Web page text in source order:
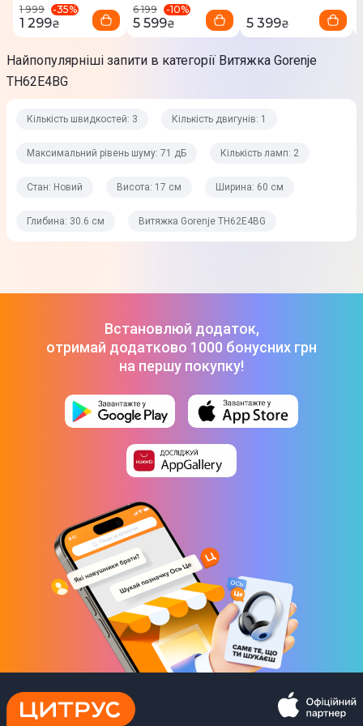
Клас ефективності фільтрації жирів: B
Алюмінієвий фільтр, що миється, з поліуретановою піною
Стан
Новий
Максимальний рівень шуму
Сенсор диму (автовключення)
Світлодіодна
Кількість ламп
Фізичні характеристики
Діаметр воздуховоду
15 см
Матеріал корпусу
1 999 -35%
1 299₴
6 199 -10%
5 599₴ 5 399₴
Найпопулярніші запити в категорії Витяжка Gorenje
TH62E4BG
Кількість швидкостей: 3 Кількість двигунів: 1
Максимальний рівень шуму: 71 дБ Кількість ламп: 2
Стан: Новий Висота: 17 см Ширина: 60 см
Глибина: 30.6 см Витяжка Gorenje TH62E4BG
Встановлюй додаток,
отримай додатково 1000 бонусних грн
на першу покупку!